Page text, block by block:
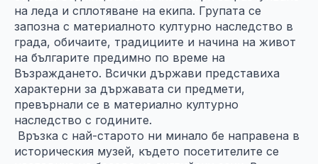
на леда и сплотяване на екипа. Групата се
запозна с материалното културно наследство в
града, обичаите, традициите и начина на живот
на българите предимно по време на
Възраждането. Всички държави представиха
характерни за държавата си предмети,
превърнали се в материално културно
наследство с годините.
Връзка с най-старото ни минало бе направена в
историческия музей, където посетителите се